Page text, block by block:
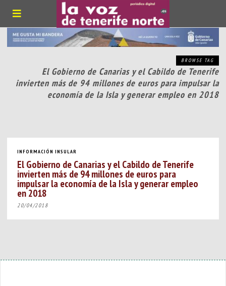
BROWSE TAG
El Gobierno de Canarias y el Cabildo de Tenerife
invierten más de 94 millones de euros para impulsar la
economía de la Isla y generar empleo en 2018
INFORMACIÓN INSULAR
El Gobierno de Canarias y el Cabildo de Tenerife
invierten más de 94 millones de euros para
impulsar la economía de la Isla y generar empleo
en 2018
20/04/2018